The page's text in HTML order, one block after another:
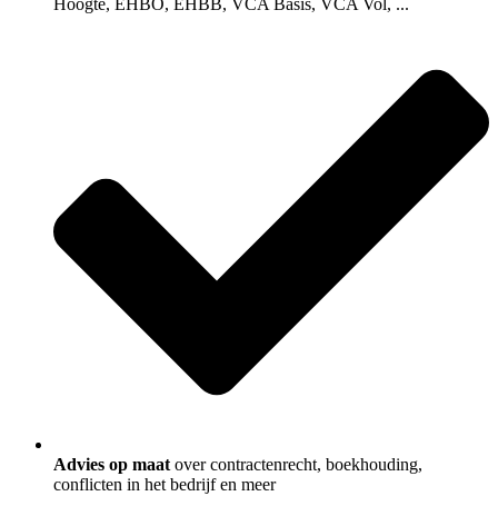
Hoogte, EHBO, EHBB, VCA Basis, VCA Vol, ...
Advies op maat over contractenrecht, boekhouding,
conflicten in het bedrijf en meer